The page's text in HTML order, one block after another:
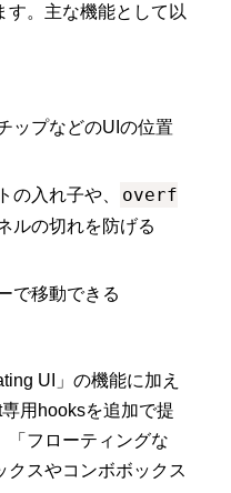
す。主な機能として以
ップなどのUIの位置
の入れ子や、
overf
ルの切れを防げる
で移動できる
UI」の機能に加え
用hooksを追加で提
「フローティングな
クスやコンボボックス